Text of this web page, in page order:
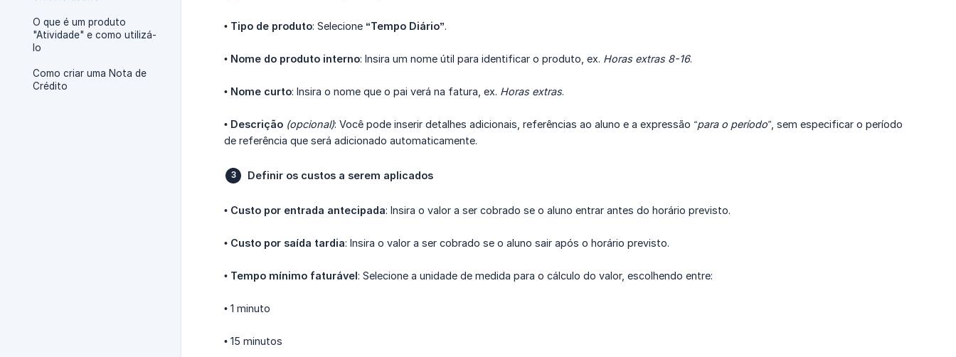
O que é um produto
"Atividade" e como utilizá-
lo
Como criar uma Nota de
Crédito
• Tipo de produto: Selecione “Tempo Diário”.
• Nome do produto interno: Insira um nome útil para identificar o produto, ex. Horas extras 8-16.
• Nome curto: Insira o nome que o pai verá na fatura, ex. Horas extras.
• Descrição (opcional): Você pode inserir detalhes adicionais, referências ao aluno e a expressão “para o período” , sem especificar o período
de referência que será adicionado automaticamente.
Definir os custos a serem aplicados
• Custo por entrada antecipada: Insira o valor a ser cobrado se o aluno entrar antes do horário previsto.
• Custo por saída tardia: Insira o valor a ser cobrado se o aluno sair após o horário previsto.
• Tempo mínimo faturável: Selecione a unidade de medida para o cálculo do valor, escolhendo entre:
• 1 minuto
• 15 minutos